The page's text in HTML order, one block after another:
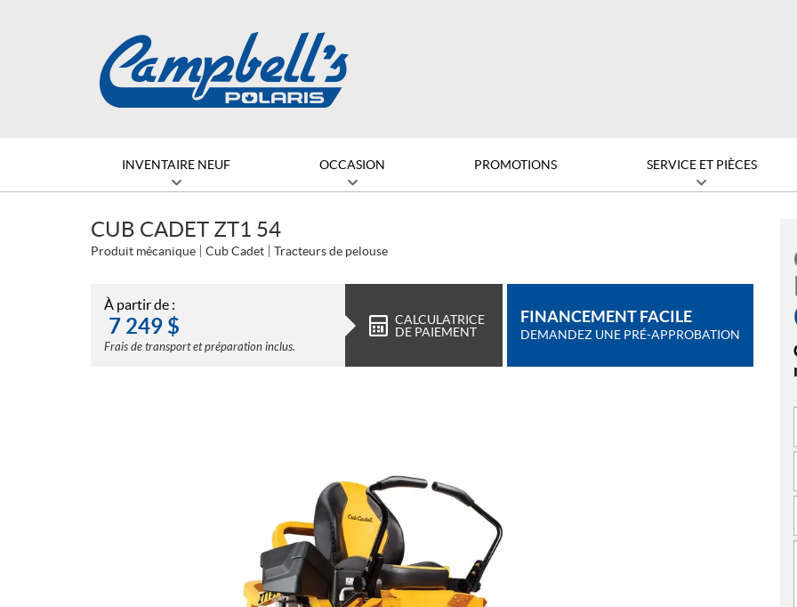
INVENTAIRE NEUF OCCASION PROMOTIONS SERVICE ET PIÈCES
CUB CADET ZT1 54
Produit mécanique Cub Cadet Tracteurs de pelouse
À partir de :
7 249 $
Frais de transport et préparation inclus.
CALCULATRICE
DE PAIEMENT
FINANCEMENT FACILE
DEMANDEZ UNE PRÉ-APPROBATION